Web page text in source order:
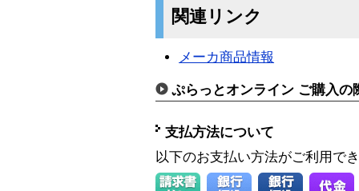
関連リンク
メーカ商品情報
ぷらっとオンライン ご購入の
支払方法について
以下のお支払い方法がご利用で